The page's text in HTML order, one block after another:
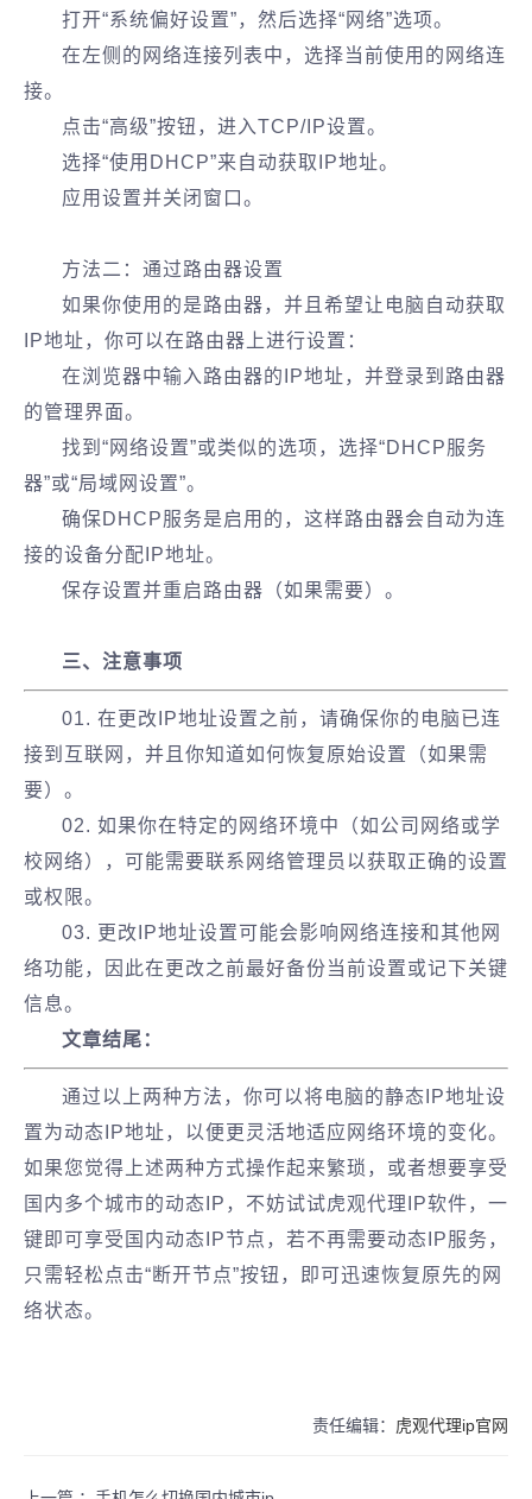
打开“系统偏好设置”，然后选择“网络”选项。
在左侧的网络连接列表中，选择当前使用的网络连
接。
点击“高级”按钮，进入TCP/IP设置。
选择“使用DHCP”来自动获取IP地址。
应用设置并关闭窗口。
方法二：通过路由器设置
如果你使用的是路由器，并且希望让电脑自动获取
IP地址，你可以在路由器上进行设置：
在浏览器中输入路由器的IP地址，并登录到路由器
的管理界面。
找到“网络设置”或类似的选项，选择“DHCP服务
器”或“局域网设置”。
确保DHCP服务是启用的，这样路由器会自动为连
接的设备分配IP地址。
保存设置并重启路由器（如果需要）。
三、注意事项
01. 在更改IP地址设置之前，请确保你的电脑已连
接到互联网，并且你知道如何恢复原始设置（如果需
要）。
02. 如果你在特定的网络环境中（如公司网络或学
校网络），可能需要联系网络管理员以获取正确的设置
或权限。
03. 更改IP地址设置可能会影响网络连接和其他网
络功能，因此在更改之前最好备份当前设置或记下关键
信息。
文章结尾：
通过以上两种方法，你可以将电脑的静态IP地址设
置为动态IP地址，以便更灵活地适应网络环境的变化。
如果您觉得上述两种方式操作起来繁琐，或者想要享受
国内多个城市的动态IP，不妨试试虎观代理IP软件，一
键即可享受国内动态IP节点，若不再需要动态IP服务，
只需轻松点击“断开节点”按钮，即可迅速恢复原先的网
络状态。
责任编辑： 虎观代理ip官网